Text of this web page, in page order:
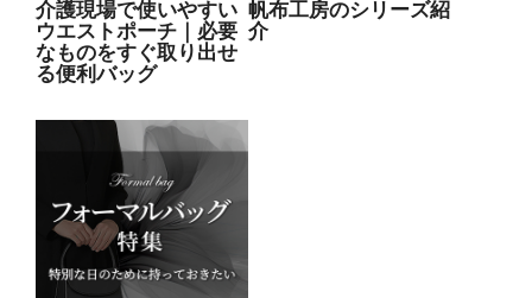
介護現場で使いやすい
ウエストポーチ｜必要
なものをすぐ取り出せ
る便利バッグ
帆布工房のシリーズ紹
介